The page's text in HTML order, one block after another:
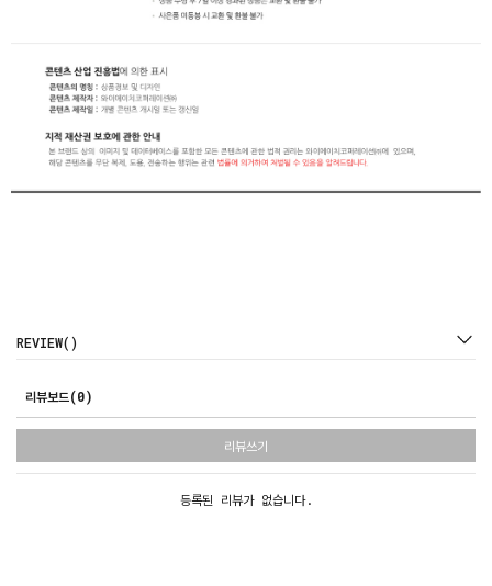
REVIEW()
리뷰보드(0)
리뷰쓰기
등록된 리뷰가 없습니다.